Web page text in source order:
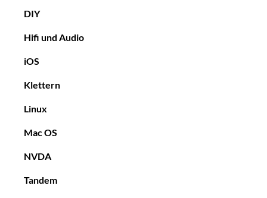
DIY
Hifi und Audio
iOS
Klettern
Linux
Mac OS
NVDA
Tandem